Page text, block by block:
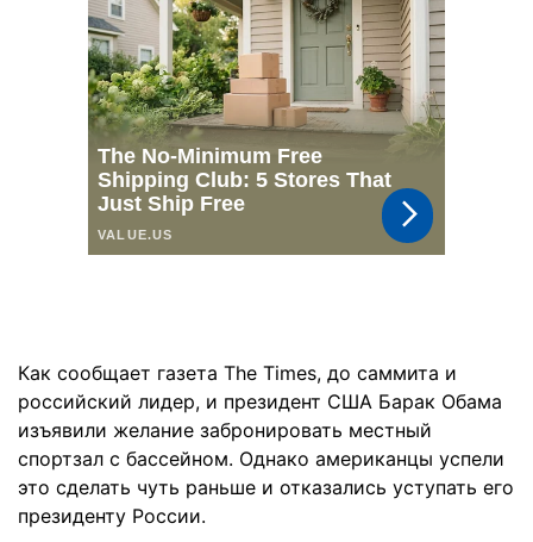
Как сообщает газета The Times, до саммита и
российский лидер, и президент США Барак Обама
изъявили желание забронировать местный
спортзал с бассейном. Однако американцы успели
это сделать чуть раньше и отказались уступать его
президенту России.